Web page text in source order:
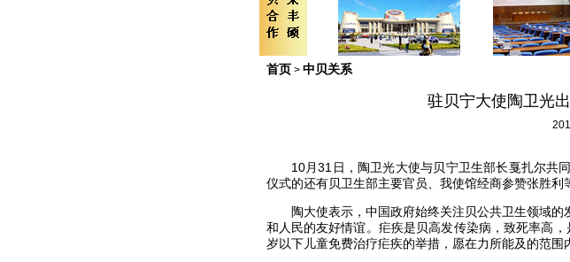
首页 > 中贝关系
驻贝宁大使陶卫光
10月31 日 ，陶卫光大使与贝宁卫生部长戛扎尔共
仪式的还有贝卫生部主要官员、我使馆经商参赞张胜利
陶大使表示，中国政府始终关注贝公共卫生领域
和人民的友好情谊。疟疾是贝高发传染病，致死率高
岁以下儿童免费治疗疟疾的举措，愿在力所能及的范围